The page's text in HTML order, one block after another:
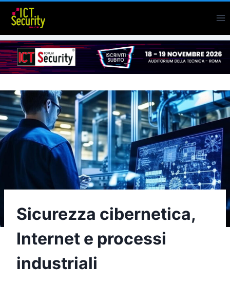
Salta
contenuto
Sicurezza cibernetica,
Internet e processi
industriali